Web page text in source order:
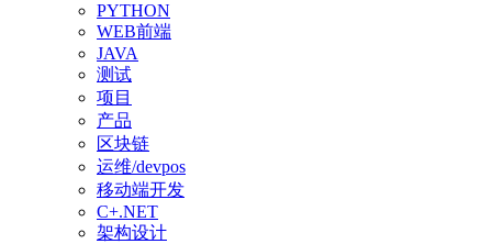
PYTHON
WEB前端
JAVA
测试
项目
产品
区块链
运维/devpos
移动端开发
C+.NET
架构设计